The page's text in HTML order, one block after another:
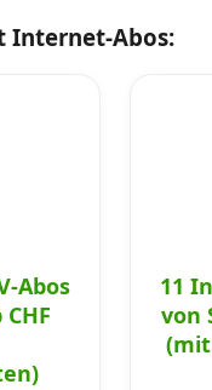
Internet-Abos:
Abos
11
von